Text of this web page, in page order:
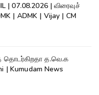
| 07.08.2026 | விரைவுச்
| ADMK | Vijay | CM
தொடர்கிறதா த.வெ.க
| Kumudam News